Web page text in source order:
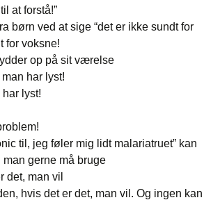
at forstå!”
børn ved at sige “det er ikke sundt for
for voksne!
op på sit værelse
har lyst!
lyst!
til, jeg føler mig lidt malariatruet” kan
gerne må bruge
det, man vil
hvis det er det, man vil. Og ingen kan